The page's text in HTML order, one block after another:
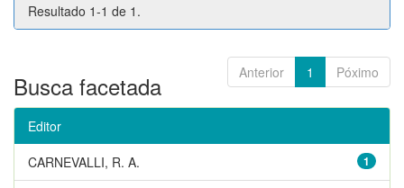
Resultado 1-1 de 1.
Anterior 1 Póximo
Busca facetada
Editor
1
CARNEVALLI, R. A.